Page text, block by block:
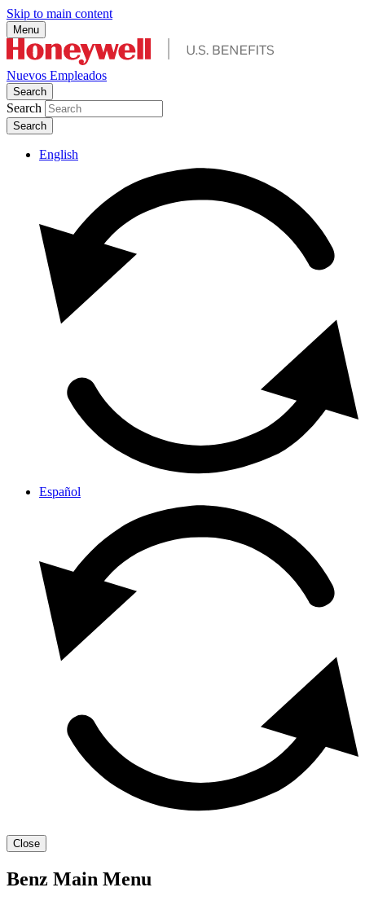
Skip to main content
Menu
Nuevos Empleados
Search
Search
English
Español
Close
Benz Main Menu